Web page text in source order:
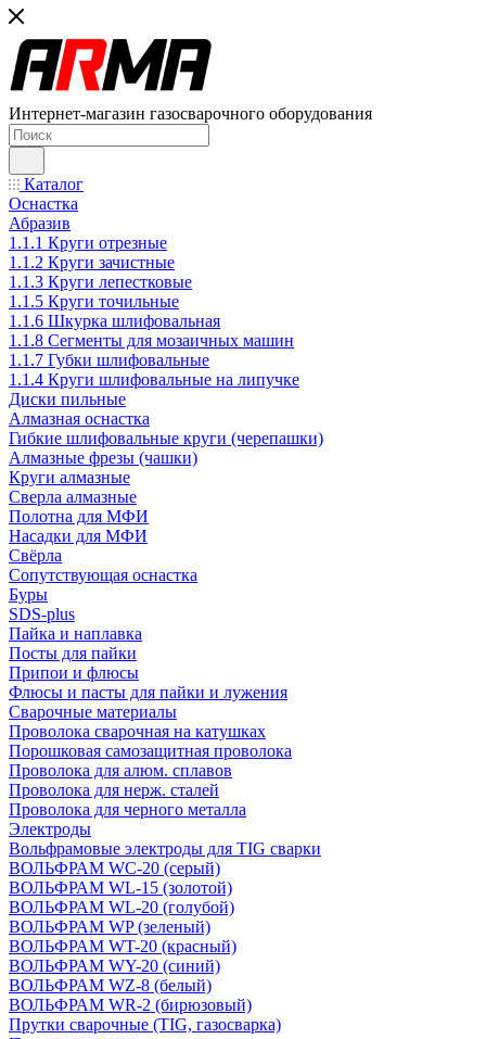
Интернет-магазин газосварочного оборудования
Каталог
Оснастка
Абразив
1.1.1 Круги отрезные
1.1.2 Круги зачистные
1.1.3 Круги лепестковые
1.1.5 Круги точильные
1.1.6 Шкурка шлифовальная
1.1.8 Сегменты для мозаичных машин
1.1.7 Губки шлифовальные
1.1.4 Круги шлифовальные на липучке
Диски пильные
Алмазная оснастка
Гибкие шлифовальные круги (черепашки)
Алмазные фрезы (чашки)
Круги алмазные
Сверла алмазные
Полотна для МФИ
Насадки для МФИ
Свёрла
Сопутствующая оснастка
Буры
SDS-plus
Пайка и наплавка
Посты для пайки
Припои и флюсы
Флюсы и пасты для пайки и лужения
Сварочные материалы
Проволока сварочная на катушках
Порошковая самозащитная проволока
Проволока для алюм. сплавов
Проволока для нерж. сталей
Проволока для черного металла
Электроды
Вольфрамовые электроды для TIG сварки
ВОЛЬФРАМ WC-20 (серый)
ВОЛЬФРАМ WL-15 (золотой)
ВОЛЬФРАМ WL-20 (голубой)
ВОЛЬФРАМ WP (зеленый)
ВОЛЬФРАМ WT-20 (красный)
ВОЛЬФРАМ WY-20 (синий)
ВОЛЬФРАМ WZ-8 (белый)
ВОЛЬФРАМ WR-2 (бирюзовый)
Прутки сварочные (TIG, газосварка)